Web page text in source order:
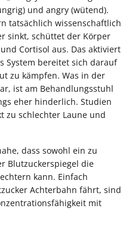
und angry (wütend).
tatsächlich wissenschaftlich
sinkt, schüttet der Körper
Cortisol aus. Das aktiviert
System bereitet sich darauf
zu kämpfen. Was in der
ist am Behandlungsstuhl
eher hinderlich. Studien
zu schlechter Laune und
dass sowohl ein zu
Blutzuckerspiegel die
kann. Einfach
Achterbahn fährt, sind
mit